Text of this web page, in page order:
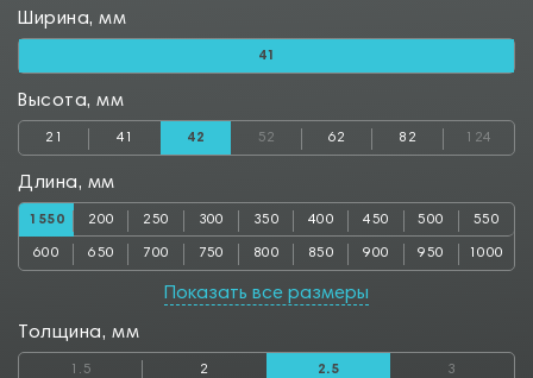
Ширина, мм
41
Высота, мм
21 41 42 52 62 82 124
Длина, мм
1550 200 250 300 350 400 450 500 550
600 650 700 750 800 850 900 950 1000
1150 1200 1250 1300 1350
2000 2050 2500 2550 2800 2850 3000 3050 3500
Показать все размеры
Толщина, мм
1.5 2 2.5 3